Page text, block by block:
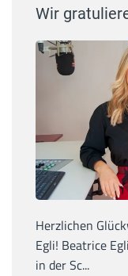
Wir
Herzlichen
Egli! Beatrice
in der Sc...